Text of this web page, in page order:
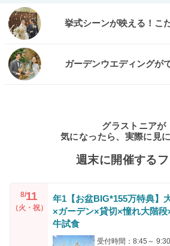
挙式シーンが映える！こ
ガーデンウエディングが
グラストニアが
気になったら、実際に見
週末に開催する
8/11
（火・祝）
年1【お盆BIG*155万特典】
×ガーデン×貸切×憧れ大階段
牛試食
受付時間：8:45～